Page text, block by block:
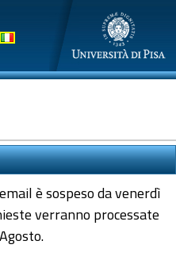
è sospeso da venerdì
verranno processate